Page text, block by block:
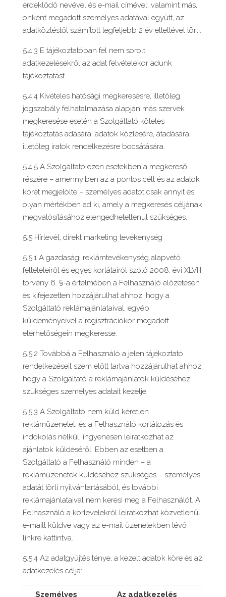
érdeklődő nevével és e-mail címével, valamint más,
önként megadott személyes adatával együtt, az
adatközléstől számított legfeljebb 2 év elteltével törli.
5.4.3 E tájékoztatóban fel nem sorolt
adatkezelésekről az adat felvételekor adunk
tájékoztatást.
5.4.4 Kivételes hatósági megkeresésre, illetőleg
jogszabály felhatalmazása alapján más szervek
megkeresése esetén a Szolgáltató köteles
tájékoztatás adására, adatok közlésére, átadására,
illetőleg iratok rendelkezésre bocsátására.
5.4.5 A Szolgáltató ezen esetekben a megkereső
részére – amennyiben az a pontos célt és az adatok
körét megjelölte – személyes adatot csak annyit és
olyan mértékben ad ki, amely a megkeresés céljának
megvalósításához elengedhetetlenül szükséges.
5.5 Hírlevél, direkt marketing tevékenység
5.5.1 A gazdasági reklámtevékenység alapvető
feltételeiről és egyes korlátairól szóló 2008. évi XLVIII.
törvény 6. §-a értelmében a Felhasználó előzetesen
és kifejezetten hozzájárulhat ahhoz, hogy a
Szolgáltató reklámajánlataival, egyéb
küldeményeivel a regisztrációkor megadott
elérhetőségein megkeresse.
5.5.2 Továbbá a Felhasználó a jelen tájékoztató
rendelkezéseit szem előtt tartva hozzájárulhat ahhoz,
hogy a Szolgáltató a reklámajánlatok küldéséhez
szükséges személyes adatait kezelje.
5.5.3 A Szolgáltató nem küld kéretlen
reklámüzenetet, és a Felhasználó korlátozás és
indokolás nélkül, ingyenesen leiratkozhat az
ajánlatok küldéséről. Ebben az esetben a
Szolgáltató a Felhasználó minden – a
reklámüzenetek küldéséhez szükséges – személyes
adatát törli nyilvántartásából, és további
reklámajánlataival nem keresi meg a Felhasználót. A
Felhasználó a körlevelekről leiratkozhat közvetlenül
e-mailt küldve vagy az e-mail üzenetekben lévő
linkre kattintva.
5.5.4 Az adatgyűjtés ténye, a kezelt adatok köre és az
adatkezelés célja:
Személyes Az adatkezelés